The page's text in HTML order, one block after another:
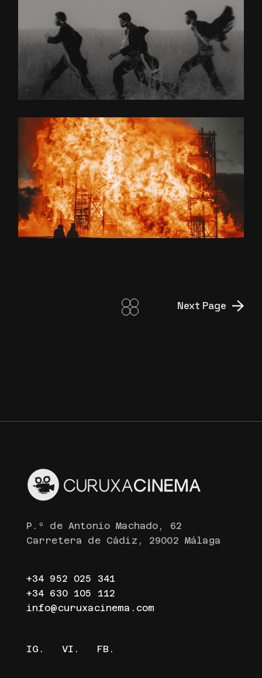
HISTORY OF AMERICA
DARK AMBIJENT
Next Page
P.º de Antonio Machado, 62
Carretera de Cádiz, 29002 Málaga
+34 952 025 341
+34 630 105 112
info@curuxacinema.com
IG. VI. FB.